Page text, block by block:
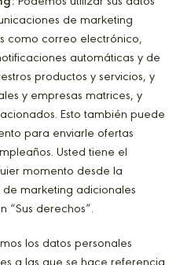
de marketing
como correo electrónico,
automáticas y de
productos y servicios, y
y empresas matrices, y
Esto también puede
para enviarle ofertas
Usted tiene el
momento desde la
marketing adicionales
“Sus derechos”.
los datos personales